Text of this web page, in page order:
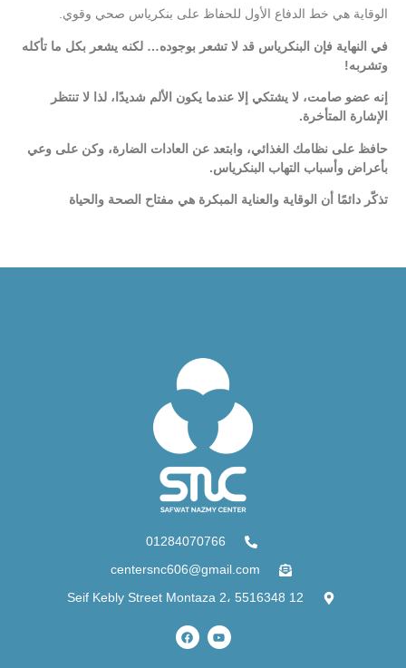
الوقاية هي خط الدفاع الأول للحفاظ على بنكرياس صحي وقوي.
في النهاية فإن البنكرياس قد لا تشعر بوجوده… لكنه يشعر بكل ما تأكله
وتشربه!
إنه عضو صامت، لا يشتكي إلا عندما يكون الألم شديدًا، لذا لا تنتظر
الإشارة المتأخرة.
حافظ على نظامك الغذائي، وابتعد عن العادات الضارة، وكن على وعي
بأعراض وأسباب التهاب البنكرياس.
تذكّر دائمًا أن الوقاية والعناية المبكرة هي مفتاح الصحة والحياة
01284070766
centersnc606@gmail.com
12 Seif Kebly Street Montaza 2، 5516348